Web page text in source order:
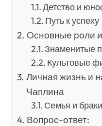
Детство и
Путь к успеху
Основные роли
Знаменитые
Культовые
Личная жизнь и
Чаплина
Семья и браки
Вопрос-ответ: